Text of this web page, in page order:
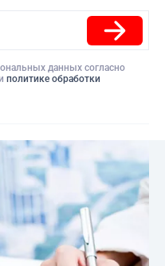
данных согласно
политике обработки